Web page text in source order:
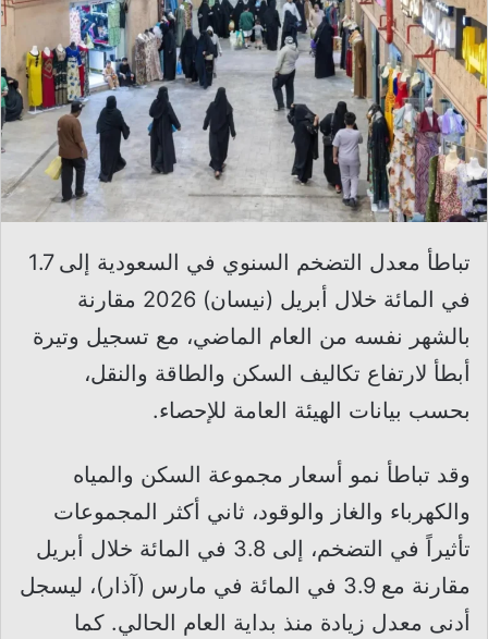
تباطأ معدل التضخم السنوي في السعودية إلى 1.7
في المائة خلال أبريل (نيسان) 2026 مقارنة
بالشهر نفسه من العام الماضي، مع تسجيل وتيرة
أبطأ لارتفاع تكاليف السكن والطاقة والنقل،
بحسب بيانات الهيئة العامة للإحصاء.
وقد تباطأ نمو أسعار مجموعة السكن والمياه
والكهرباء والغاز والوقود، ثاني أكثر المجموعات
تأثيراً في التضخم، إلى 3.8 في المائة خلال أبريل
مقارنة مع 3.9 في المائة في مارس (آذار)، ليسجل
أدنى معدل زيادة منذ بداية العام الحالي. كما